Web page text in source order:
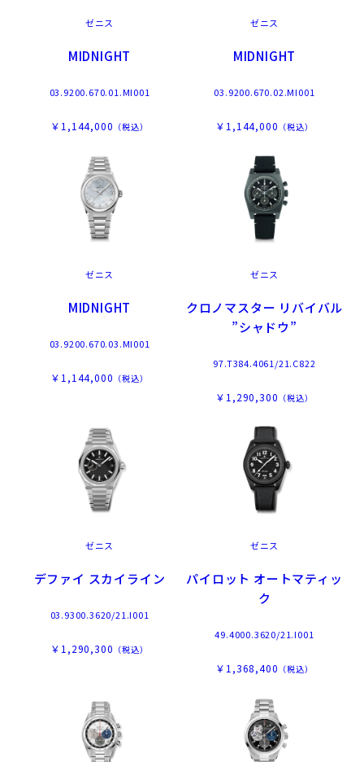
ゼニス
MIDNIGHT
03.9200.670.01.MI001
￥1,144,000 （税込）
ゼニス
MIDNIGHT
03.9200.670.02.MI001
￥1,144,000 （税込）
ゼニス
MIDNIGHT
03.9200.670.03.MI001
￥1,144,000 （税込）
ゼニス
クロノマスター リバイバル
”シャドウ”
97.T384.4061/21.C822
￥1,290,300 （税込）
ゼニス
デファイ スカイライン
03.9300.3620/21.I001
￥1,290,300 （税込）
ゼニス
パイロット オートマティッ
ク
49.4000.3620/21.I001
￥1,368,400 （税込）